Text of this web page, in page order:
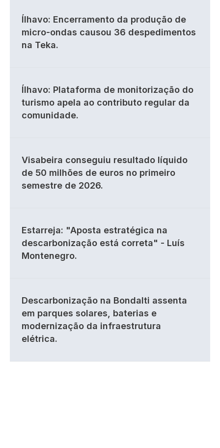
Ílhavo: Encerramento da produção de
micro-ondas causou 36 despedimentos
na Teka.
Ílhavo: Plataforma de monitorização do
turismo apela ao contributo regular da
comunidade.
Visabeira conseguiu resultado líquido
de 50 milhões de euros no primeiro
semestre de 2026.
Estarreja: "Aposta estratégica na
descarbonização está correta" - Luís
Montenegro.
Descarbonização na Bondalti assenta
em parques solares, baterias e
modernização da infraestrutura
elétrica.